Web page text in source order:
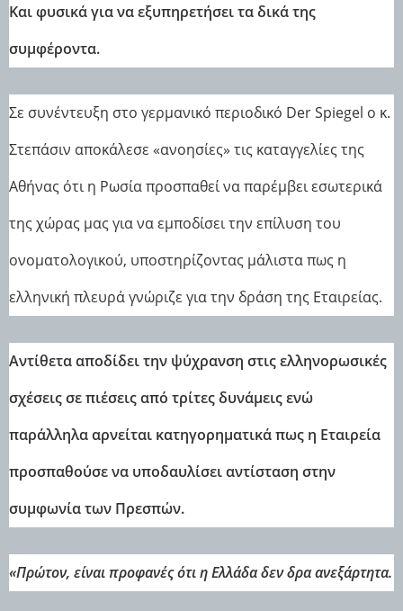
Και φυσικά για να εξυπηρετήσει τα δικά της
συμφέροντα.
Σε συνέντευξη στο γερμανικό περιοδικό Der Spiegel ο κ.
Στεπάσιν αποκάλεσε «ανοησίες» τις καταγγελίες της
Αθήνας ότι η Ρωσία προσπαθεί να παρέμβει εσωτερικά
της χώρας μας για να εμποδίσει την επίλυση του
ονοματολογικού, υποστηρίζοντας μάλιστα πως η
ελληνική πλευρά γνώριζε για την δράση της Εταιρείας.
Αντίθετα αποδίδει την ψύχρανση στις ελληνορωσικές
σχέσεις σε πιέσεις από τρίτες δυνάμεις ενώ
παράλληλα αρνείται κατηγορηματικά πως η Εταιρεία
προσπαθούσε να υποδαυλίσει αντίσταση στην
συμφωνία των Πρεσπών.
«Πρώτον, είναι προφανές ότι η Ελλάδα δεν δρα ανεξάρτητα.